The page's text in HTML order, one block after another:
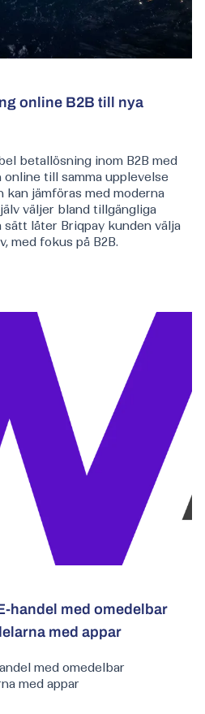
online B2B till nya
betallösning inom B2B med
till samma upplevelse
kan jämföras med moderna
väljer bland tillgängliga
sätt låter Briqpay kunden välja
med fokus på B2B.
handel med omedelbar
med appar
med omedelbar
med appar